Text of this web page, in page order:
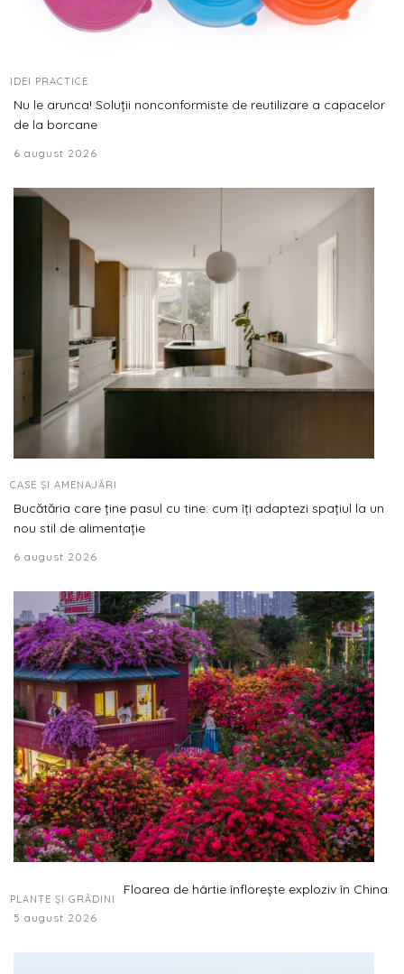
IDEI PRACTICE
Nu le arunca! Soluții nonconformiste de reutilizare a capacelor
de la borcane
6 august 2026
CASE ȘI AMENAJĂRI
Bucătăria care ține pasul cu tine: cum îți adaptezi spațiul la un
nou stil de alimentație
6 august 2026
PLANTE ȘI GRĂDINI
Floarea de hârtie înflorește exploziv în China
5 august 2026